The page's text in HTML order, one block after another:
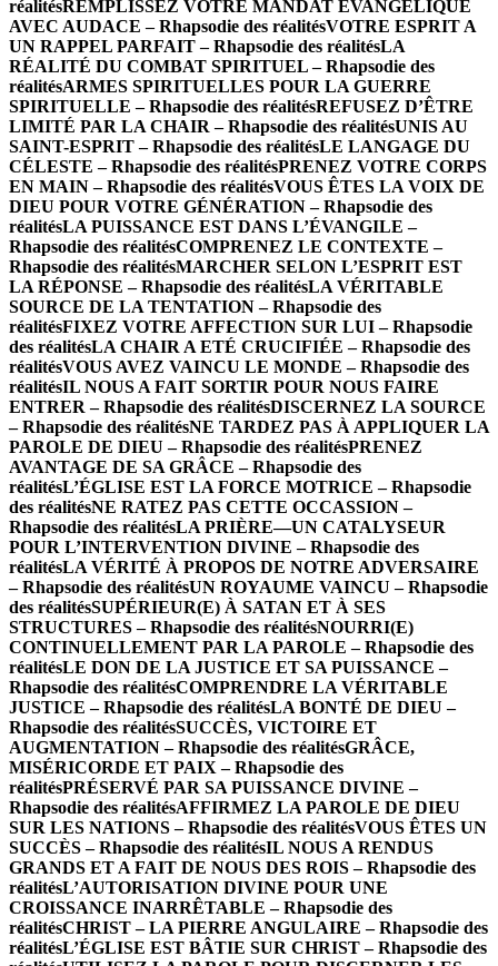
réalitésREMPLISSEZ VOTRE MANDAT ÉVANGÉLIQUE
AVEC AUDACE – Rhapsodie des réalitésVOTRE ESPRIT A
UN RAPPEL PARFAIT – Rhapsodie des réalitésLA
RÉALITÉ DU COMBAT SPIRITUEL – Rhapsodie des
réalitésARMES SPIRITUELLES POUR LA GUERRE
SPIRITUELLE – Rhapsodie des réalitésREFUSEZ D’ÊTRE
LIMITÉ PAR LA CHAIR – Rhapsodie des réalitésUNIS AU
SAINT-ESPRIT – Rhapsodie des réalitésLE LANGAGE DU
CÉLESTE – Rhapsodie des réalitésPRENEZ VOTRE CORPS
EN MAIN – Rhapsodie des réalitésVOUS ÊTES LA VOIX DE
DIEU POUR VOTRE GÉNÉRATION – Rhapsodie des
réalitésLA PUISSANCE EST DANS L’ÉVANGILE –
Rhapsodie des réalitésCOMPRENEZ LE CONTEXTE –
Rhapsodie des réalitésMARCHER SELON L’ESPRIT EST
LA RÉPONSE – Rhapsodie des réalitésLA VÉRITABLE
SOURCE DE LA TENTATION – Rhapsodie des
réalitésFIXEZ VOTRE AFFECTION SUR LUI – Rhapsodie
des réalitésLA CHAIR A ETÉ CRUCIFIÉE – Rhapsodie des
réalitésVOUS AVEZ VAINCU LE MONDE – Rhapsodie des
réalitésIL NOUS A FAIT SORTIR POUR NOUS FAIRE
ENTRER – Rhapsodie des réalitésDISCERNEZ LA SOURCE
– Rhapsodie des réalitésNE TARDEZ PAS À APPLIQUER LA
PAROLE DE DIEU – Rhapsodie des réalitésPRENEZ
AVANTAGE DE SA GRÂCE – Rhapsodie des
réalitésL’ÉGLISE EST LA FORCE MOTRICE – Rhapsodie
des réalitésNE RATEZ PAS CETTE OCCASSION –
Rhapsodie des réalitésLA PRIÈRE—UN CATALYSEUR
POUR L’INTERVENTION DIVINE – Rhapsodie des
réalitésLA VÉRITÉ À PROPOS DE NOTRE ADVERSAIRE
– Rhapsodie des réalitésUN ROYAUME VAINCU – Rhapsodie
des réalitésSUPÉRIEUR(E) À SATAN ET À SES
STRUCTURES – Rhapsodie des réalitésNOURRI(E)
CONTINUELLEMENT PAR LA PAROLE – Rhapsodie des
réalitésLE DON DE LA JUSTICE ET SA PUISSANCE –
Rhapsodie des réalitésCOMPRENDRE LA VÉRITABLE
JUSTICE – Rhapsodie des réalitésLA BONTÉ DE DIEU –
Rhapsodie des réalitésSUCCÈS, VICTOIRE ET
AUGMENTATION – Rhapsodie des réalitésGRÂCE,
MISÉRICORDE ET PAIX – Rhapsodie des
réalitésPRÉSERVÉ PAR SA PUISSANCE DIVINE –
Rhapsodie des réalitésAFFIRMEZ LA PAROLE DE DIEU
SUR LES NATIONS – Rhapsodie des réalitésVOUS ÊTES UN
SUCCÈS – Rhapsodie des réalitésIL NOUS A RENDUS
GRANDS ET A FAIT DE NOUS DES ROIS – Rhapsodie des
réalitésL’AUTORISATION DIVINE POUR UNE
CROISSANCE INARRÊTABLE – Rhapsodie des
réalitésCHRIST – LA PIERRE ANGULAIRE – Rhapsodie des
réalitésL’ÉGLISE EST BÂTIE SUR CHRIST – Rhapsodie des